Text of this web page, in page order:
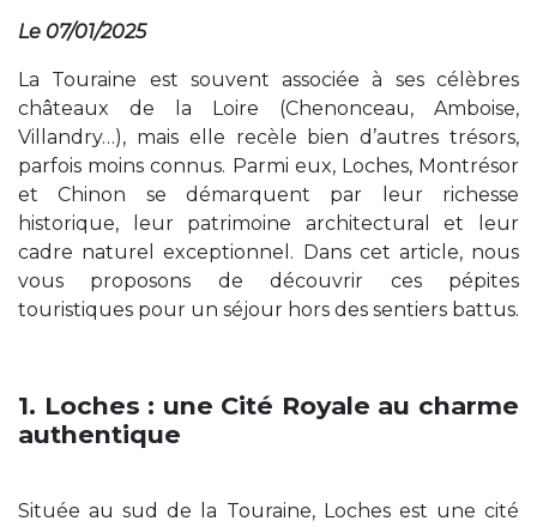
Le 07/01/2025
La Touraine est souvent associée à ses célèbres
châteaux de la Loire (Chenonceau, Amboise,
Villandry…), mais elle recèle bien d’autres trésors,
parfois moins connus. Parmi eux, Loches, Montrésor
et Chinon se démarquent par leur richesse
historique, leur patrimoine architectural et leur
cadre naturel exceptionnel. Dans cet article, nous
vous proposons de découvrir ces pépites
touristiques pour un séjour hors des sentiers battus.
1. Loches : une Cité Royale au charme
authentique
Située au sud de la Touraine, Loches est une cité